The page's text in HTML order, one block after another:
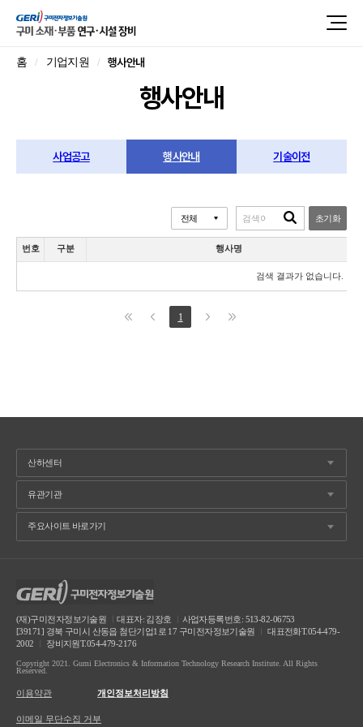
홈 기업지원 행사안내
행사안내
사업공고 행사안내 기술이전
초기화
번호 구분 행사명
검색 결과가 없습니다.
1
(재)구미전자정보기술원 ㅣ대표자: 김장호
사업자등록번호: 513-82-06753
[39171] 경북 구미시 산동읍 첨단기업1로 17 구미전자정보기술원
대표전화T.054-479-
2002
장비지원T.054-479-2176
Copyright 2021. Gumi Electronics & Information Technology Research Institute. All Rights
Reserved.
이용약관 개인정보처리방침
이메일 무단수집 거부